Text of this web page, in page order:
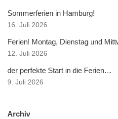
Sommerferien in Hamburg!
16. Juli 2026
Ferien! Montag, Dienstag und
12. Juli 2026
der perfekte Start in die Ferien…
9. Juli 2026
Archiv